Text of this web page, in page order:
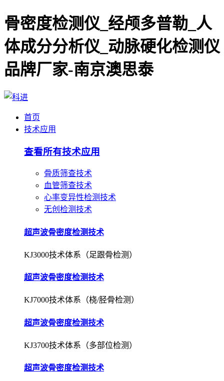
骨密度检测仪_经颅多普勒_人
体成分分析仪_动脉硬化检测仪
品牌厂家-南京澳思泰
首页
技术应用
查看所有技术应用
骨质筛查技术
血管筛查技术
心率变异性检测技术
无创检测技术
超声波骨密度检测技术
KJ3000技术体系（足跟骨检测）
超声波骨密度检测技术
KJ7000技术体系（桡/胫骨检测）
超声波骨密度检测技术
KJ3700技术体系（多部位检测）
超声波骨密度检测技术